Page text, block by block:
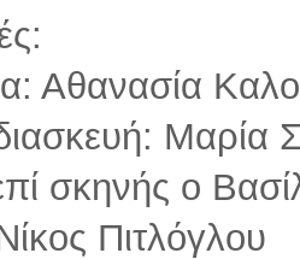
Αθανασία
Μαρία
σκηνής o
Πιτλόγλου